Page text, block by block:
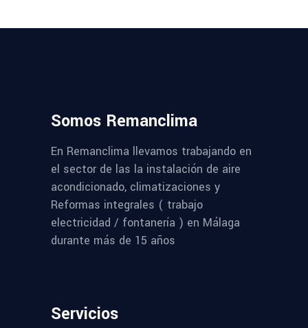
Somos Remanclima
En Remanclima llevamos trabajando en
el sector de las la instalación de aire
acondicionado, climatizaciones y
Reformas integrales ( trabajo
electricidad / fontanería ) en Málaga
durante más de 15 años
Servicios